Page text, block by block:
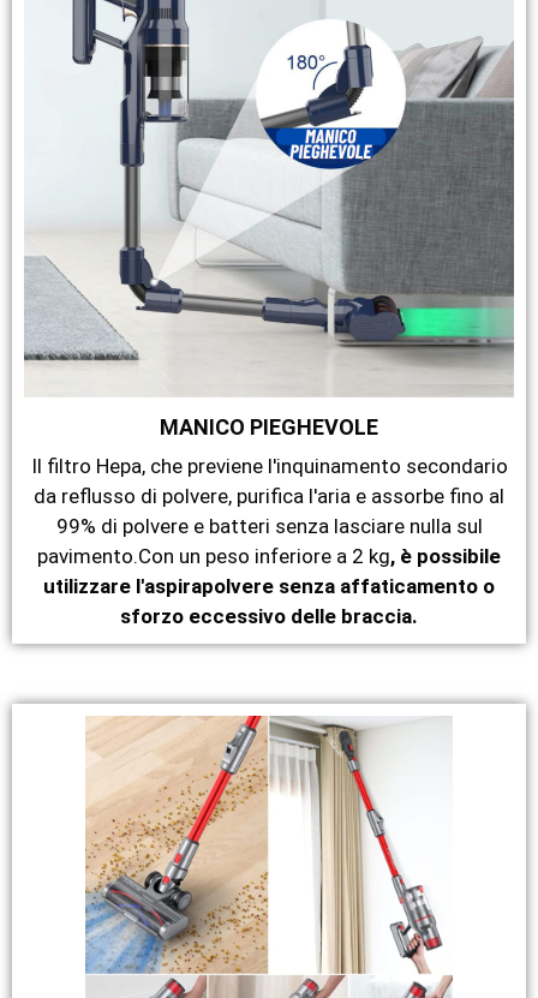
MANICO PIEGHEVOLE
Il filtro Hepa, che previene l'inquinamento secondario
da reflusso di polvere, purifica l'aria e assorbe fino al
99% di polvere e batteri senza lasciare nulla sul
pavimento.Con un peso inferiore a 2 kg, è possibile
utilizzare l'aspirapolvere senza affaticamento o
sforzo eccessivo delle braccia.